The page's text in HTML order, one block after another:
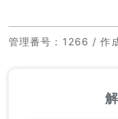
管理番号 ：1266 /作